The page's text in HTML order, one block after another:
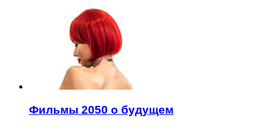
Фильмы 2050 о будущем